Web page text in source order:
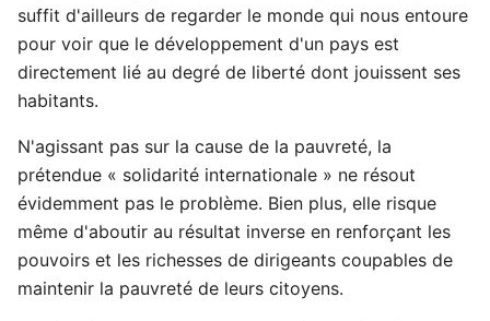
suffit d'ailleurs de regarder le monde qui nous entoure
pour voir que le développement d'un pays est
directement lié au degré de liberté dont jouissent ses
habitants.
N'agissant pas sur la cause de la pauvreté, la
prétendue « solidarité internationale » ne résout
évidemment pas le problème. Bien plus, elle risque
même d'aboutir au résultat inverse en renforçant les
pouvoirs et les richesses de dirigeants coupables de
maintenir la pauvreté de leurs citoyens.